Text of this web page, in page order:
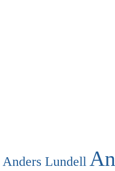
Anders Lundell